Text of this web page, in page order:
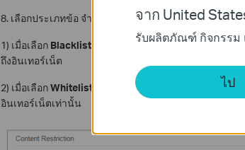
8. เลือกประเภทข้อ จำกัด
1) เมื่อเลือก Blacklistอุปกรณ์ที่ควบคุมจะไม่สามารถเข้าถึ
ถึงอินเทอร์เน็ต
2) เมื่อเลือกWhitelist
อุปกรณ์ควบคุมจะสามารถเข้าถึงเ
อินเทอร์เน็ตเท่านั้น
จาก United
รับผลิตภัณฑ์ กิจกรรม
ไป